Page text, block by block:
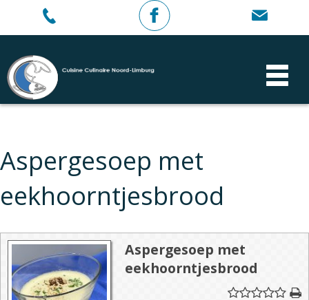
Aspergesoep met
eekhoorntjesbrood
Aspergesoep met
eekhoorntjesbrood